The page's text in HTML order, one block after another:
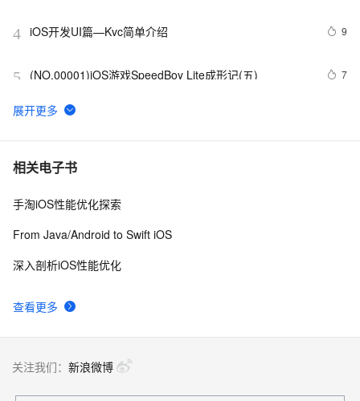
4 iOS开发UI篇—Kvc简单介绍 9
5 (NO.00001)iOS游戏SpeedBoy Lite成形记(五) 7
6 ios证书申请最简单的教程
7 【转】适配iOS9系统
8 从Unity开发到移动平台制胜攻略：全面解析iOS与
打造爆款手游不是梦——性能优化、广告集成与内购设
置全包含
相关电子书
查看更多
手淘iOS性能优化探索
From Java/Android to Swift iOS
深入剖析iOS性能优化
关注我们： 新浪微博